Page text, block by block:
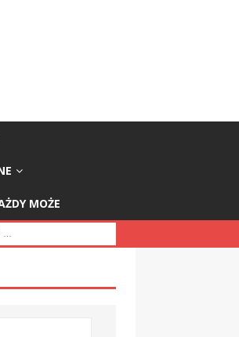
MOŻE